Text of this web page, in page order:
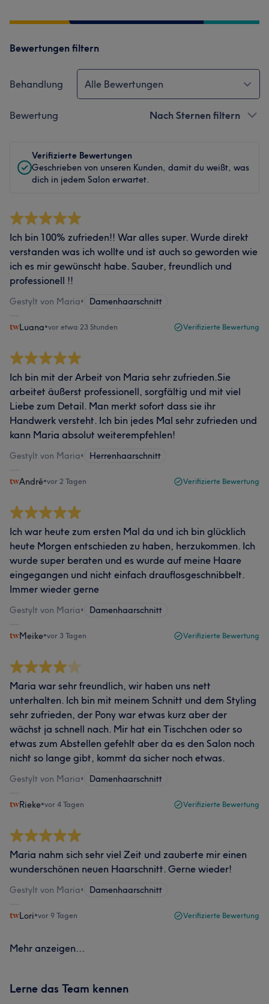
Bewertungen filtern
Behandlung Alle Bewertungen
Bewertung Nach Sternen filtern
Verifizierte Bewertungen
Geschrieben von unseren Kunden, damit du weißt, was
dich in jedem Salon erwartet.
Ich bin 100% zufrieden!! War alles super. Wurde direkt
verstanden was ich wollte und ist auch so geworden wie
ich es mir gewünscht habe. Sauber, freundlich und
professionell !!
Gestylt von Maria• Damenhaarschnitt
Luana•vor etwa 23 Stunden Verifizierte Bewertung
Ich bin mit der Arbeit von Maria sehr zufrieden.Sie
arbeitet äußerst professionell, sorgfältig und mit viel
Liebe zum Detail. Man merkt sofort dass sie ihr
Handwerk versteht. Ich bin jedes Mal sehr zufrieden und
kann Maria absolut weiterempfehlen!
Gestylt von Maria• Herrenhaarschnitt
André•vor 2 Tagen Verifizierte Bewertung
Ich war heute zum ersten Mal da und ich bin glücklich
heute Morgen entschieden zu haben, herzukommen. Ich
wurde super beraten und es wurde auf meine Haare
eingegangen und nicht einfach drauflosgeschnibbelt.
Immer wieder gerne
Gestylt von Maria• Damenhaarschnitt
Meike•vor 3 Tagen Verifizierte Bewertung
Maria war sehr freundlich, wir haben uns nett
unterhalten. Ich bin mit meinem Schnitt und dem Styling
sehr zufrieden, der Pony war etwas kurz aber der
wächst ja schnell nach. Mir hat ein Tischchen oder so
etwas zum Abstellen gefehlt aber da es den Salon noch
nicht so lange gibt, kommt da sicher noch etwas.
Gestylt von Maria• Damenhaarschnitt
Rieke•vor 4 Tagen Verifizierte Bewertung
Maria nahm sich sehr viel Zeit und zauberte mir einen
wunderschönen neuen Haarschnitt. Gerne wieder!
Gestylt von Maria• Damenhaarschnitt
Lori•vor 9 Tagen Verifizierte Bewertung
Mehr anzeigen...
Lerne das Team kennen